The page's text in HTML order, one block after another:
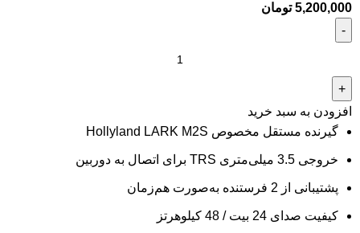
5,200,000 تومان
افزودن به سبد خرید
گیرنده مستقل مخصوص Hollyland LARK M2S
خروجی 3.5 میلی‌متری TRS برای اتصال به دوربین
پشتیبانی از 2 فرستنده به‌صورت هم‌زمان
کیفیت صدای 24 بیت / 48 کیلوهرتز